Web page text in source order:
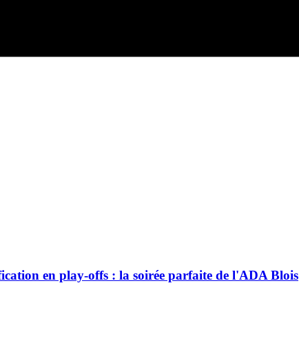
en play-offs : la soirée parfaite de l'ADA Blois